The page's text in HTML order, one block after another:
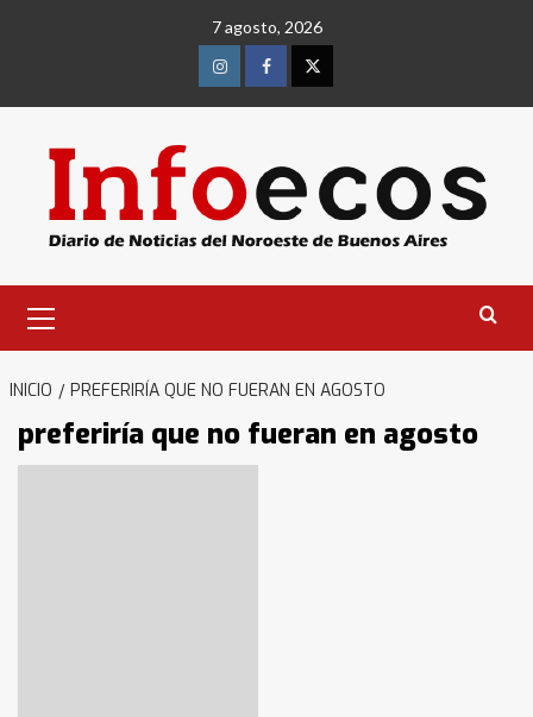
7 agosto, 2026
InstagramFacebookTwitter
primario
INICIO PREFERIRÍA QUE NO FUERAN EN AGOSTO
preferiría que no fueran en agosto